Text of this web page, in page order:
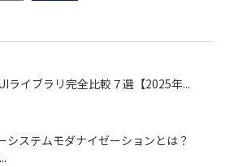
ライブラリ完全比較７選【2025年...
システムモダナイゼーションとは？